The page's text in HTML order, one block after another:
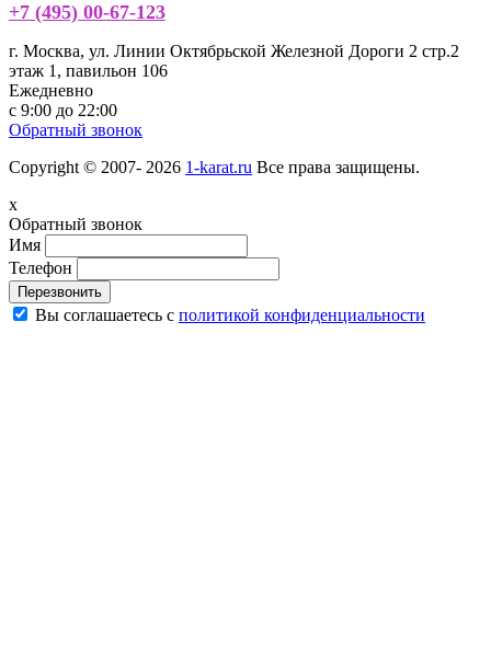
+7 (495) 00-67-123
г. Москва, ул. Линии Октябрьской Железной Дороги 2 стр.2
этаж 1, павильон 106
Ежедневно
с 9:00 до 22:00
Обратный звонок
Copyright © 2007- 2026 1-karat.ru Все права защищены.
x
Обратный звонок
Имя
Телефон
Перезвонить
Вы соглашаетесь с политикой конфиденциальности